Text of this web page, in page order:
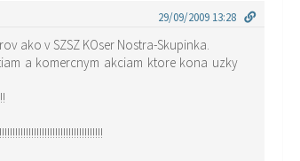
29/09/2009 13:28
ako v SZSZ KOser Nostra-Skupinka.
a komercnym akciam ktore kona uzky